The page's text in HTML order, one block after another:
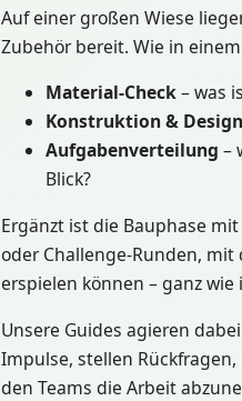
Auf einer großen Wiese
Zubehör bereit. Wie in
Material-Check– was
Konstruktion & Design
Aufgabenverteilung –
Blick?
Ergänzt ist die Bauphase
oder Challenge-Runden, mit
erspielen können – ganz
Unsere Guides agieren
Impulse, stellen
den Teams die Arbeit